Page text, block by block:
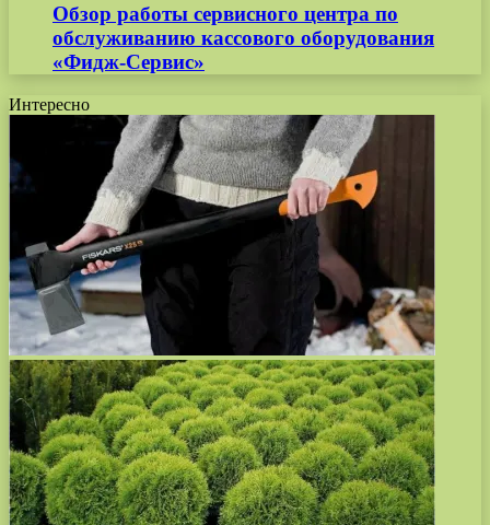
Обзор работы сервисного центра по
обслуживанию кассового оборудования
«Фидж-Сервис»
Интересно